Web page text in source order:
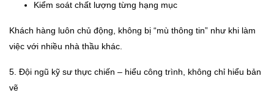
Kiểm soát chất lượng từng hạng mục
Khách hàng luôn chủ động, không bị “mù thông tin” như khi làm
việc với nhiều nhà thầu khác.
5. Đội ngũ kỹ sư thực chiến – hiểu công trình, không chỉ hiểu bản
vẽ